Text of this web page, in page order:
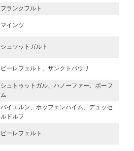
フランクフルト
マインツ
シュツットガルト
ビーレフェルト、ザンクトパウリ
シュトゥットガル、ハノーファー、ボーフ
ム
バイエルン、ホッフェンハイム、デュッセ
ルドルフ
ビーレフェルト